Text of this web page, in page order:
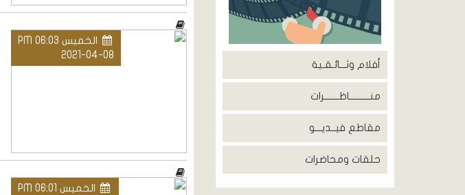
أفلام وثـــائـقـية
منــــــــــاظـــــــرات
مقاطع فيــديـــو
حلقات ومحاضرات
الخميس PM 06:03
2021-04-08
الخميس PM 06:01